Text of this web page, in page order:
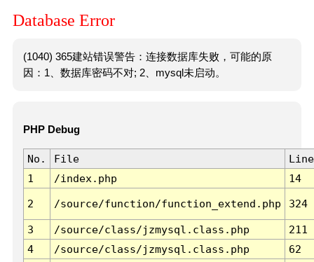
Database Error
(1040) 365建站错误警告：连接数据库失败，可能的原
因：1、数据库密码不对; 2、mysql未启动。
PHP Debug
No. File
Line
1
/index.php 14
2 /source/function/function_extend.php 324
3 /source/class/jzmysql.class.php
211
4
/source/class/jzmysql.class.php
62